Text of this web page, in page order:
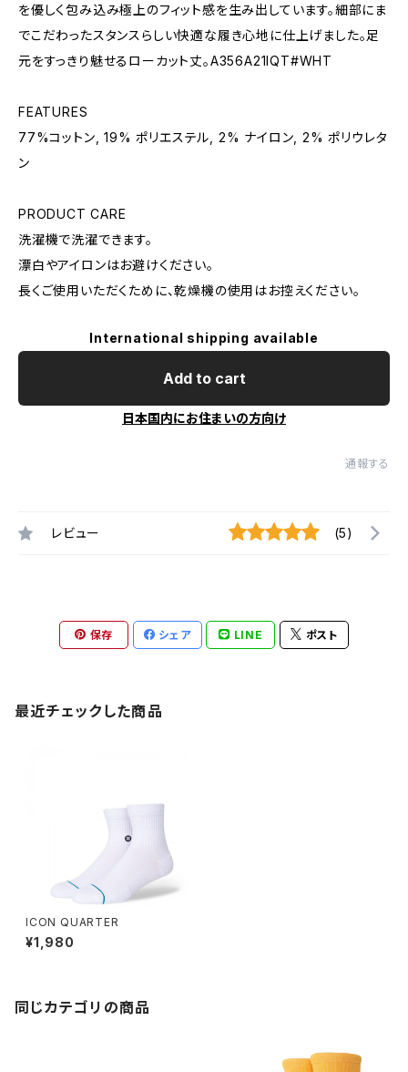
を優しく包み込み極上のフィット感を生み出しています。細部にま
でこだわったスタンスらしい快適な履き心地に仕上げました。足
元をすっきり魅せるローカット丈。A356A21IQT#WHT
FEATURES
77%コットン, 19% ポリエステル, 2% ナイロン, 2% ポリウレタ
ン
PRODUCT CARE
洗濯機で洗濯できます。
漂白やアイロンはお避けください。
長くご使用いただくために、乾燥機の使用はお控えください。
International shipping available
Add to cart
日本国内にお住まいの方向け
通報する
レビュー (5)
保存 シェア LINE ポスト
最近チェックした商品
ICON QUARTER
¥1,980
同じカテゴリの商品